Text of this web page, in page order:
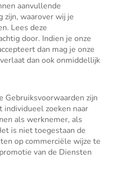
aanvullende
zijn, waarover wij je
Lees deze
door. Indien je onze
dan mag je onze
dan ook onmiddellijk
Gebruiksvoorwaarden zijn
zoeken naar
als werknemer, als
is niet toegestaan de
op commerciële wijze te
van de Diensten